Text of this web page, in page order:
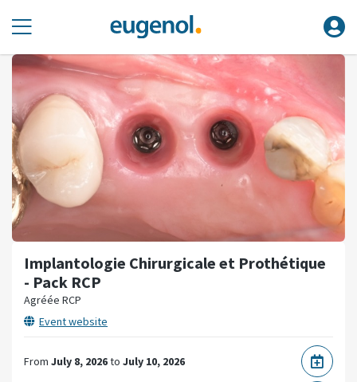
Implantologie Chirurgicale et Prothétique
- Pack RCP
Agréée RCP
Event website
From July 8, 2026to July 10, 2026